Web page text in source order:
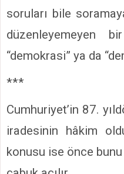
soruları bile
düzenleyemeyen
“demokrasi” ya da
***
Cumhuriyet’in 87.
iradesinin hâkim
konusu ise önce